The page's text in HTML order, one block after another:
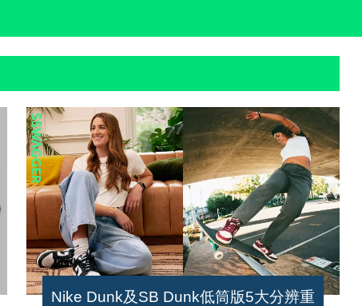
Nike Dunk及SB Dunk低筒版5大分辨重